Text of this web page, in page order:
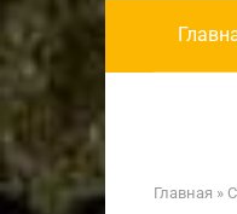
Главная »